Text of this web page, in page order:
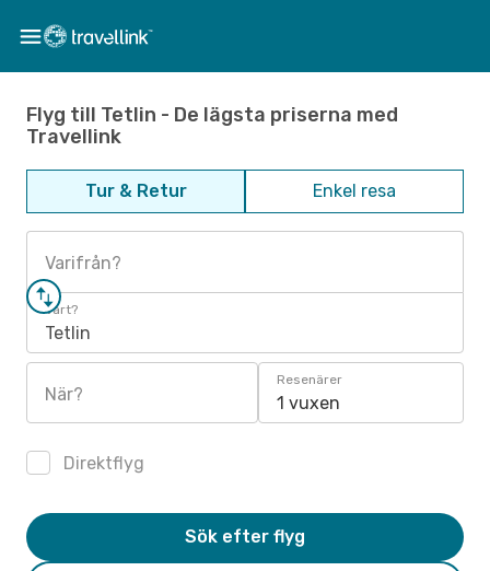
Flyg till Tetlin - De lägsta priserna med
Travellink
Tur & Retur Enkel resa
Varifrån?
Vart?
Tetlin
När?
Resenärer
1 vuxen
Direktflyg
Sök efter flyg